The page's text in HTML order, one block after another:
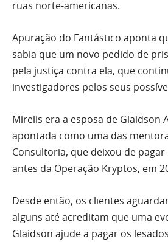
ruas norte-americanas.
Apuração do Fantástico aponta
sabia que um novo pedido de
pela justiça contra ela, que
investigadores pelos seus
Mirelis era a esposa de Glaidson
apontada como uma das
Consultoria, que deixou de
antes da Operação Kryptos, em
Desde então, os clientes
alguns até acreditam que uma
Glaidson ajude a pagar os